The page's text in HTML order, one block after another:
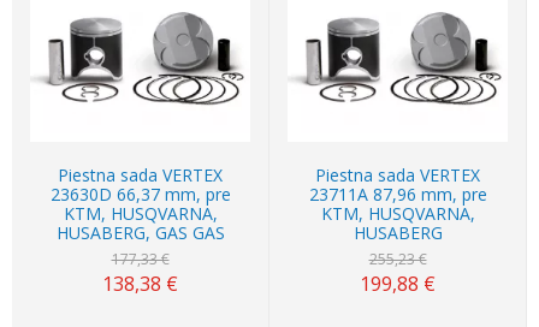
Piestna sada VERTEX
23630D 66,37 mm, pre
KTM, HUSQVARNA,
HUSABERG, GAS GAS
177,33 €
138,38 €
Piestna sada VERTEX
23711A 87,96 mm, pre
KTM, HUSQVARNA,
HUSABERG
255,23 €
199,88 €